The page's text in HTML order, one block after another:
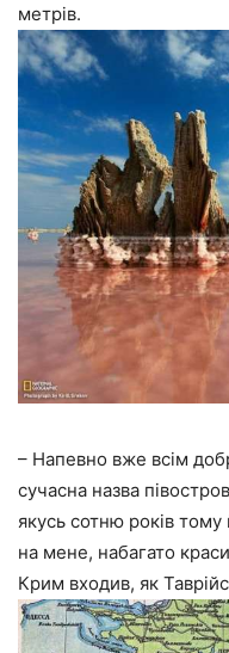
метрів.
– Напевно вже всім
сучасна назва
якусь сотню років
на мене, набагато
Крим входив, як